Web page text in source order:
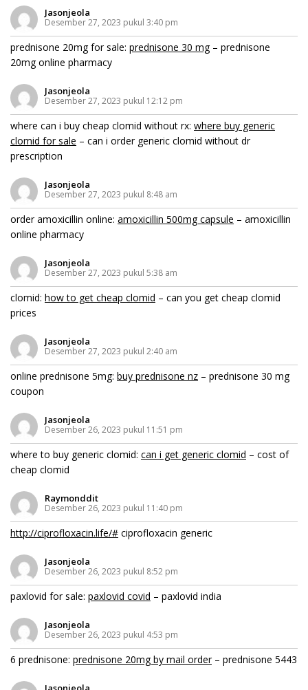
Jasonjeola
Desember 27, 2023 pukul 3:40 pm
prednisone 20mg for sale: prednisone 30 mg– prednisone
20mg online pharmacy
Jasonjeola
Desember 27, 2023 pukul 12:12 pm
where can i buy cheap clomid without rx: where buy generic
clomid for sale – can i order generic clomid without dr
prescription
Jasonjeola
Desember 27, 2023 pukul 8:48 am
order amoxicillin online: amoxicillin 500mg capsule – amoxicillin
online pharmacy
Jasonjeola
Desember 27, 2023 pukul 5:38 am
clomid: how to get cheap clomid – can you get cheap clomid
prices
Jasonjeola
Desember 27, 2023 pukul 2:40 am
online prednisone 5mg: buy prednisone nz – prednisone 30 mg
coupon
Jasonjeola
Desember 26, 2023 pukul 11:51 pm
where to buy generic clomid: can i get generic clomid – cost of
cheap clomid
Raymonddit
Desember 26, 2023 pukul 11:40 pm
http://ciprofloxacin.life/# ciprofloxacin generic
Jasonjeola
Desember 26, 2023 pukul 8:52 pm
paxlovid for sale: paxlovid covid – paxlovid india
Jasonjeola
Desember 26, 2023 pukul 4:53 pm
6 prednisone: prednisone 20mg by mail order– prednisone 5443